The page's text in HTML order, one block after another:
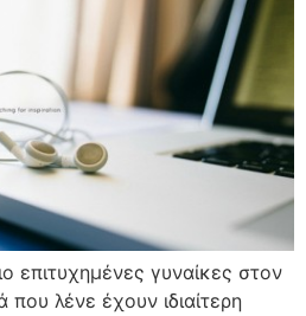
επιτυχημένες γυναίκες στον
λένε έχουν ιδιαίτερη